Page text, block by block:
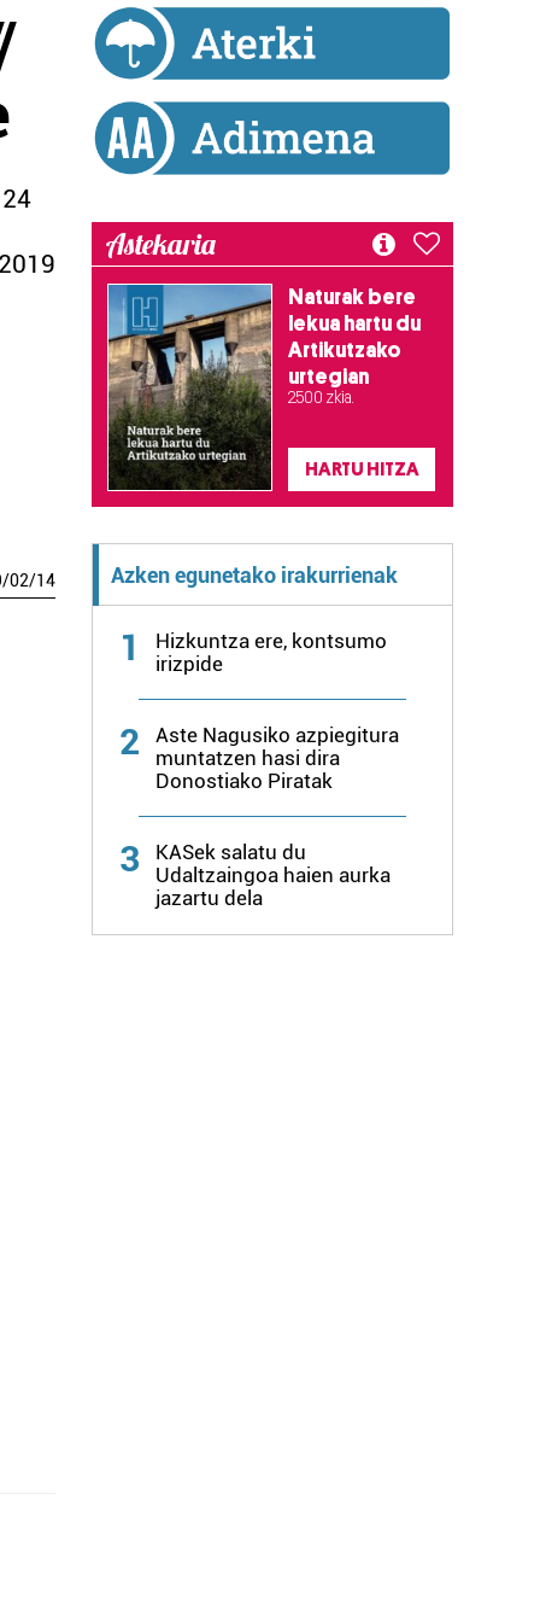
/02/14
Astekaria
Naturak bere
lekua hartu du
Artikutzako
urtegian
2.500 zkia.
HARTU HITZA
Azken egunetako irakurrienak
1
Hizkuntza ere, kontsumo
irizpide
2
Aste Nagusiko azpiegitura
muntatzen hasi dira
Donostiako Piratak
3
KASek salatu du
Udaltzaingoa haien aurka
jazartu dela